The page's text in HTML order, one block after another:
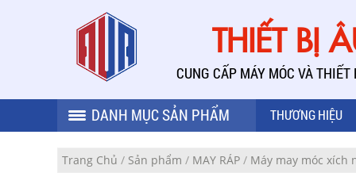
THIẾT BỊ
CUNG CẤP MÁY MÓC VÀ
DANH MỤC SẢN PHẨM THƯƠNG HIỆU
Trang Chủ / Sản phẩm / MAY RÁP / Máy may móc xích